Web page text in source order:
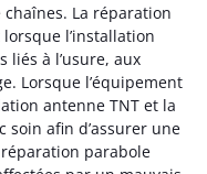
chaînes. La réparation
l’installation
liés à l’usure, aux
Lorsque l’équipement
antenne TNT et la
soin afin d’assurer une
parabole